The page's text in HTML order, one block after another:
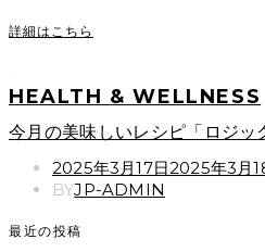
詳細はこちら
HEALTH & WELLNESS
今月の美味しいレシピ「ロジッ
POSTED
ON
2025年3月17日2025年3月
BYJP-ADMIN
最近の投稿